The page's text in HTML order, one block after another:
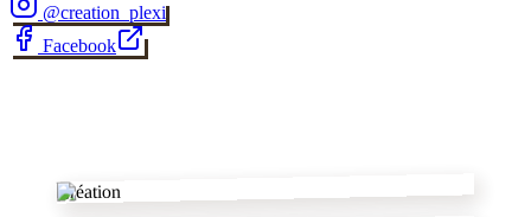
@creation_plexi
Facebook
Création